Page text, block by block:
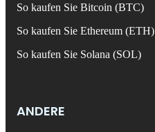
So kaufen Sie Bitcoin (BTC)
So kaufen Sie Ethereum (ETH)
So kaufen Sie Solana (SOL)
ANDERE